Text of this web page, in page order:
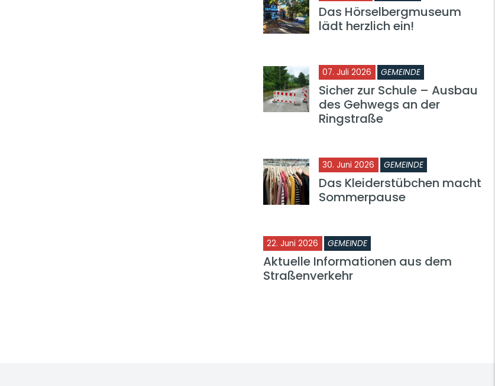
Das Hörselbergmuseum
lädt herzlich ein!
07. Juli 2026 GEMEINDE
Sicher zur Schule – Ausbau
des Gehwegs an der
Ringstraße
30. Juni 2026 GEMEINDE
Das Kleiderstübchen macht
Sommerpause
22. Juni 2026 GEMEINDE
Aktuelle Informationen aus dem
Straßenverkehr